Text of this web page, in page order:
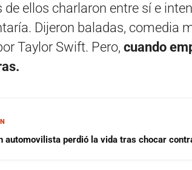
de ellos charlaron entre sí e
Dijeron baladas, comedia
Taylor Swift. Pero, cuando
automovilista perdió la vida tras chocar